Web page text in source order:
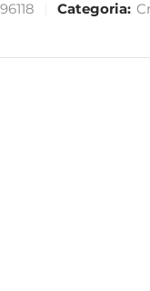
Categoria: